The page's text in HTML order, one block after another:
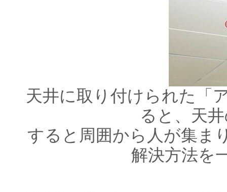
天井に取り付けられた「
ると、天
すると周囲から人が集ま
解決方法を